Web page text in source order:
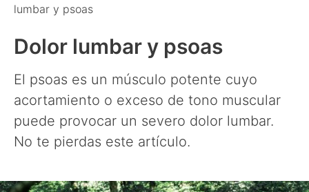
lumbar y psoas
Dolor lumbar y psoas
El psoas es un músculo potente cuyo
acortamiento o exceso de tono muscular
puede provocar un severo dolor lumbar.
No te pierdas este artículo.